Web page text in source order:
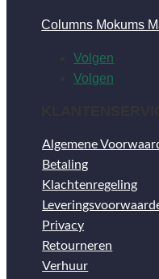
Columns Mokums
Volgen
Volgen
Algemene
Betaling
Klachtenregeling
Privacy
Retourneren
Verhuur